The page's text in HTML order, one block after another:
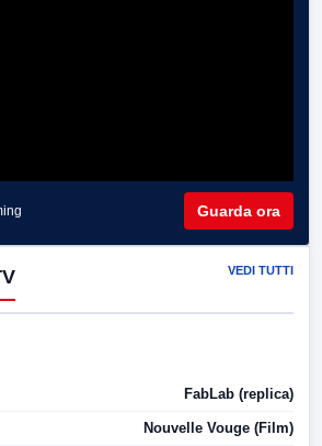
Guarda ora
VEDI TUTTI
FabLab (replica)
Nouvelle Vouge (Film)